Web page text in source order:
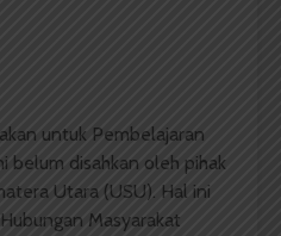
untuk Pembelajaran
belum disahkan oleh pihak
Utara (USU). Hal ini
Masyarakat